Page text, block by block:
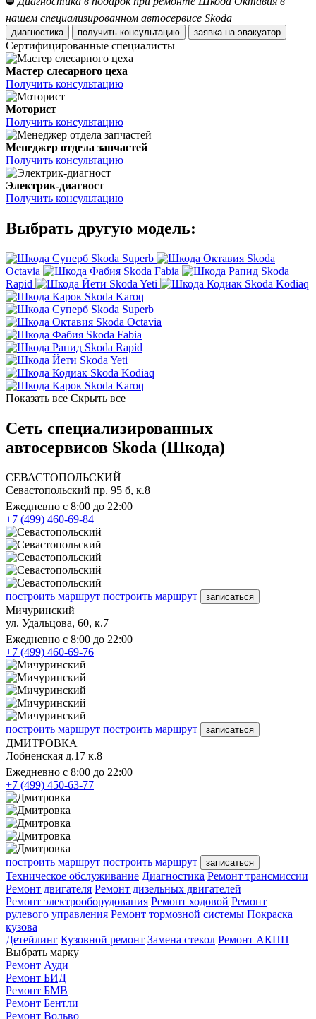
нашем специализированном автосервисе Skoda
диагностика получить консультацию заявка на эвакуатор
Сертифицированные специалисты
Мастер слесарного цеха
Получить консультацию
Моторист
Получить консультацию
Менеджер отдела запчастей
Получить консультацию
Электрик-диагност
Получить консультацию
Выбрать другую модель:
Skoda Superb
Skoda
Octavia
Skoda Fabia
Skoda
Rapid
Skoda Yeti
Skoda Kodiaq
Skoda Karoq
Skoda Superb
Skoda Octavia
Skoda Fabia
Skoda Rapid
Skoda Yeti
Skoda Kodiaq
Skoda Karoq
Показать все Скрыть все
Сеть специализированных
автосервисов Skoda (Шкода)
СЕВАСТОПОЛЬСКИЙ
Севастопольский пр. 95 б, к.8
Ежедневно с 8:00 до 22:00
+7 (499) 460-69-84
построить маршрут построить маршрут записаться
Мичуринский
ул. Удальцова, 60, к.7
Ежедневно с 8:00 до 22:00
+7 (499) 460-69-76
построить маршрут построить маршрут записаться
ДМИТРОВКА
Лобненская д.17 к.8
Ежедневно с 8:00 до 22:00
+7 (499) 450-63-77
построить маршрут построить маршрут записаться
Техническое обслуживание Диагностика Ремонт трансмиссии
Ремонт двигателя Ремонт дизельных двигателей
Ремонт электрооборудования Ремонт ходовой Ремонт
рулевого управления Ремонт тормозной системы Покраска
кузова
Детейлинг Кузовной ремонт Замена стекол Ремонт АКПП
Выбрать марку
Ремонт Ауди
Ремонт БИД
Ремонт БМВ
Ремонт Бентли
Ремонт Вольво